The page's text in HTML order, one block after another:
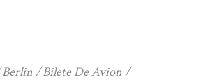
Berlin
Bilete De Avion